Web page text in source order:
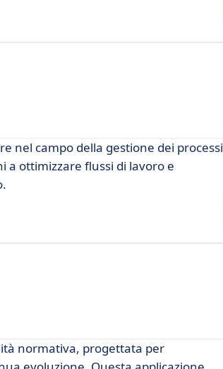
nel campo della gestione dei processi
a ottimizzare flussi di lavoro e
normativa, progettata per